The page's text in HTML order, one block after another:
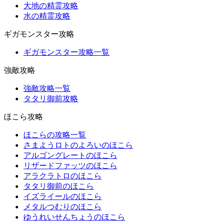
大地の精霊攻略
水の精霊攻略
ギガモンスター攻略
ギガモンスター攻略一覧
強敵攻略
強敵攻略一覧
タタリ御前攻略
ほこら攻略
ほこらの攻略一覧
さまようロトのよろいのほこら
アルゴングレートのほこら
リザードファッツのほこら
アラクラトロのほこら
タタリ御前のほこら
イズライールのほこら
メタルつむりのほこら
ゆうれいせんちょうのほこら